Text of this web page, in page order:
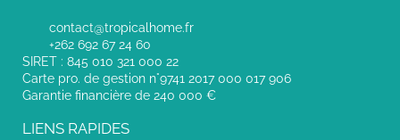
contact@tropicalhome.fr
+262 692 67 24 60
SIRET : 845 010 321 000 22
Carte pro. de gestion n°9741 2017 000 017 906
Garantie financière de 240 000 €
LIENS RAPIDES